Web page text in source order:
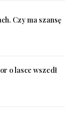
Czy ma szansę
o lasce wszedł